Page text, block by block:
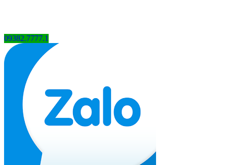
09382.7777.1